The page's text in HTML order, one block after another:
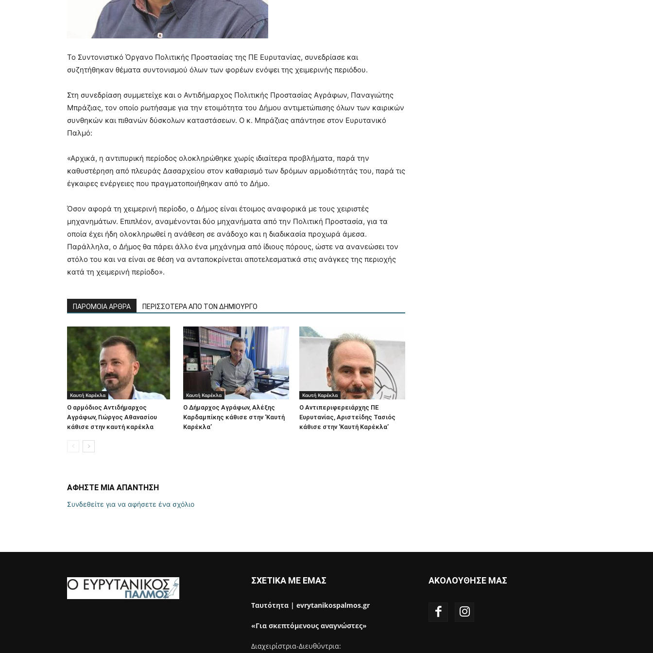
Το Συντονιστικό Όργανο Πολιτικής Προστασίας της ΠΕ Ευρυτανίας, συνεδρίασε και
συζητήθηκαν θέματα συντονισμού όλων των φορέων ενόψει της χειμερινής περιόδου.
Στη συνεδρίαση συμμετείχε και ο Αντιδήμαρχος Πολιτικής Προστασίας Αγράφων, Παναγιώτης
Μπράζιας, τον οποίο ρωτήσαμε για την ετοιμότητα του Δήμου αντιμετώπισης όλων των καιρικών
συνθηκών και πιθανών δύσκολων καταστάσεων. Ο κ. Μπράζιας απάντησε στον Ευρυτανικό
Παλμό:
«Αρχικά, η αντιπυρική περίοδος ολοκληρώθηκε χωρίς ιδιαίτερα προβλήματα, παρά την
καθυστέρηση από πλευράς Δασαρχείου στον καθαρισμό των δρόμων αρμοδιότητάς του, παρά τις
έγκαιρες ενέργειες που πραγματοποιήθηκαν από το Δήμο.
Όσον αφορά τη χειμερινή περίοδο, ο Δήμος είναι έτοιμος αναφορικά με τους χειριστές
μηχανημάτων. Επιπλέον, αναμένονται δύο μηχανήματα από την Πολιτική Προστασία, για τα
οποία έχει ήδη ολοκληρωθεί η ανάθεση σε ανάδοχο και η διαδικασία προχωρά άμεσα.
Παράλληλα, ο Δήμος θα πάρει άλλο ένα μηχάνημα από ίδιους πόρους, ώστε να ανανεώσει τον
στόλο του και να είναι σε θέση να ανταποκρίνεται αποτελεσματικά στις ανάγκες της περιοχής
κατά τη χειμερινή περίοδο».
ΠΑΡΟΜΟΙΑ ΑΡΘΡΑ ΠΕΡΙΣΣΟΤΕΡΑ ΑΠΟ ΤΟΝ ΔΗΜΙΟΥΡΓΟ
Καυτή Καρέκλα
Ο αρμόδιος Αντιδήμαρχος
Αγράφων, Γιώργος Αθανασίου
κάθισε στην καυτή καρέκλα
Καυτή Καρέκλα
Ο Δήμαρχος Αγράφων, Αλέξης
Καρδαμπίκης κάθισε στην ‘Καυτή
Καρέκλα’
Καυτή Καρέκλα
Ο Αντιπεριφερειάρχης ΠΕ
Ευρυτανίας, Αριστείδης Τασιός
κάθισε στην ‘Καυτή Καρέκλα’
ΑΦΗΣΤΕ ΜΙΑ ΑΠΑΝΤΗΣΗ
Συνδεθείτε για να αφήσετε ένα σχόλιο
ΣΧΕΤΙΚΑ ΜΕ ΕΜΑΣ
Ταυτότητα | evrytanikospalmos.gr
«Για σκεπτόμενους αναγνώστες»
Διαχειρίστρια-Διευθύντρια:
ΑΚΟΛΟΥΘΗΣΕ ΜΑΣ